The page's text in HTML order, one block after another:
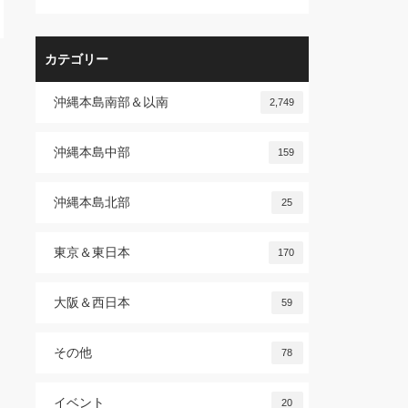
カテゴリー
沖縄本島南部＆以南 2,749
沖縄本島中部 159
沖縄本島北部 25
東京＆東日本 170
大阪＆西日本 59
その他 78
イベント 20